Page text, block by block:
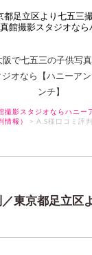
足立区より七五三
館撮影スタジオなら
撮影スタジオならハニー
情報）
> A.S様口コミ評
東京都足立区